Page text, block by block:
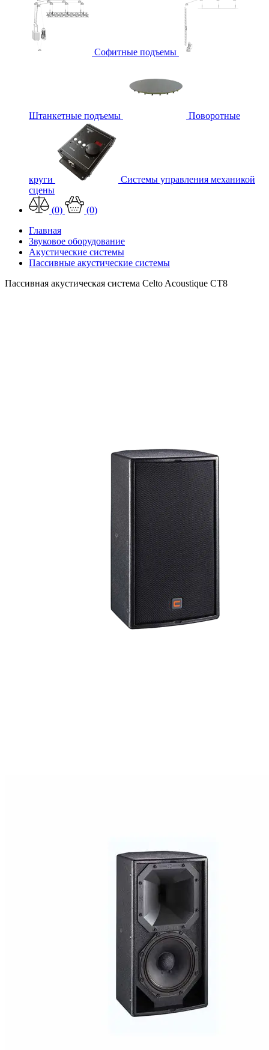
Софитные подъемы
Штанкетные подъемы Поворотные
круги
Системы управления механикой
сцены
(0)
(0)
Главная
Звуковое оборудование
Акустические системы
Пассивные акустические системы
Пассивная акустическая система Celto Acoustique CT8